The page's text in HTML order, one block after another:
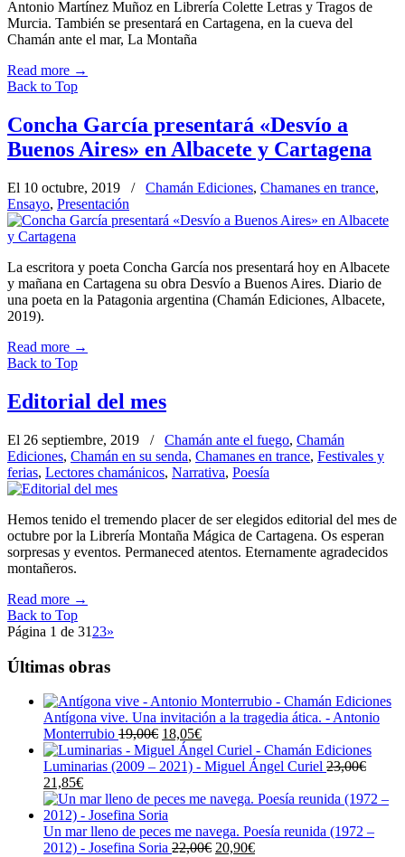
Antonio Martínez Muñoz en Librería Colette Letras y Tragos de
Murcia. También se presentará en Cartagena, en la cueva del
Chamán ante el mar, La Montaña
Read more →
Back to Top
Concha García presentará «Desvío a
Buenos Aires» en Albacete y Cartagena
El 10 octubre, 2019 / Chamán Ediciones, Chamanes en trance,
Ensayo, Presentación
La escritora y poeta Concha García nos presentará hoy en Albacete
y mañana en Cartagena su obra Desvío a Buenos Aires. Diario de
una poeta en la Patagonia argentina (Chamán Ediciones, Albacete,
2019).
Read more →
Back to Top
Editorial del mes
El 26 septiembre, 2019 / Chamán ante el fuego, Chamán
Ediciones, Chamán en su senda, Chamanes en trance, Festivales y
ferias, Lectores chamánicos, Narrativa, Poesía
Hemos tenido el tremendo placer de ser elegidos editorial del mes de
octubre por la Librería Montaña Mágica de Cartagena. Os esperan
sorpresas y eventos. Permaneced atentos. Eternamente agradecidos
montañeros.
Read more →
Back to Top
Página 1 de 31 23»
Últimas obras
Antígona vive. Una invitación a la tragedia ática. - Antonio
Monterrubio 19,00€ El
precio
original
19,00€.
18,05€El
precio
actual
18,05€.
Luminarias (2009 – 2021) - Miguel Ángel Curiel 23,00€
El
precio
original
era:
23,00€.
21,85€El
precio
actual
es:
21,85€.
Un mar lleno de peces me navega. Poesía reunida (1972 –
2012) - Josefina Soria 22,00€ El
20,90€El